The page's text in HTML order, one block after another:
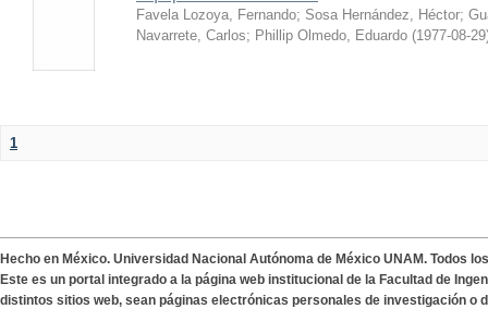
Favela Lozoya, Fernando; Sosa Hernández, Héctor;
Navarrete, Carlos; Phillip Olmedo, Eduardo (1977-08-29
1
Hecho en México. Universidad Nacional Autónoma de México UNAM. Todos
Este es un portal integrado a la página web institucional de la Facultad de
distintos sitios web, sean páginas electrónicas personales de investigación o